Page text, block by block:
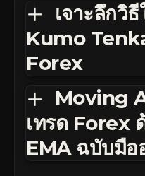
เจาะลึกวิ
Kumo
Forex
Moving
เทรด Forex
EMA ฉบับมือ